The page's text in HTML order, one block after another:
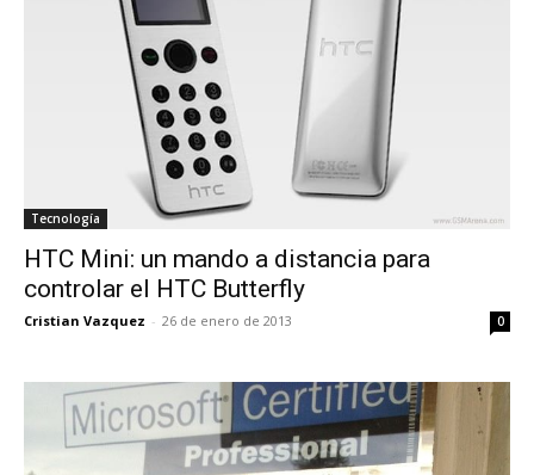
Tecnología
HTC Mini: un mando a distancia para
controlar el HTC Butterfly
Cristian Vazquez - 26 de enero de 2013 0